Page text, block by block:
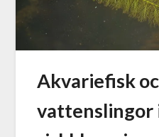
Akvariefisk
vattenslingor